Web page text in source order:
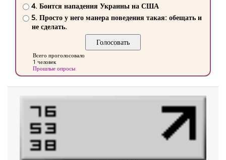
4. Боится нападения Украины на США
5. Просто у него манера поведения такая: обещать и
не сделать.
Всего проголосовало
1 человек
Прошлые опросы